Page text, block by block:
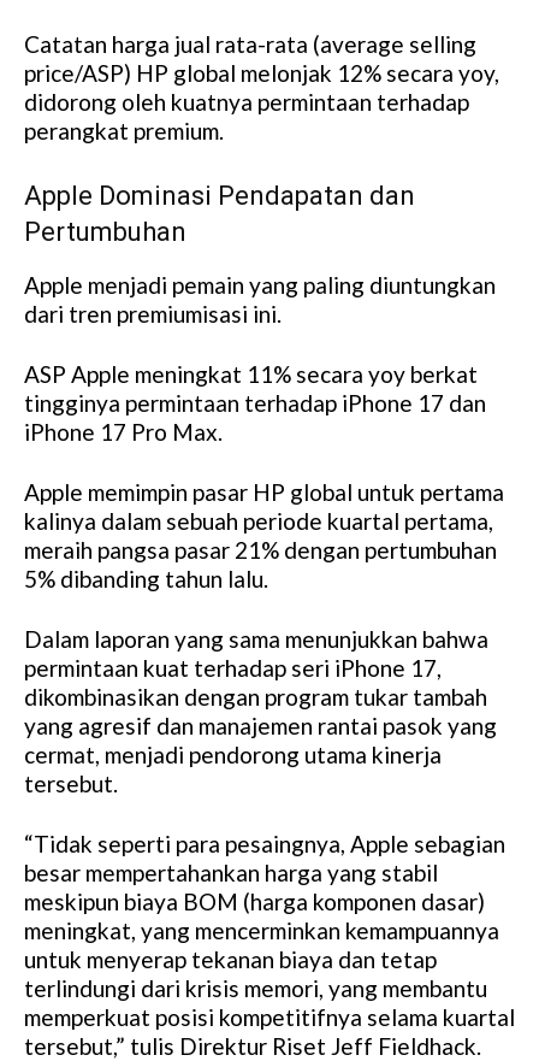
Catatan harga jual rata-rata (average selling
price/ASP) HP global melonjak 12% secara yoy,
didorong oleh kuatnya permintaan terhadap
perangkat premium.
Apple Dominasi Pendapatan dan
Pertumbuhan
Apple menjadi pemain yang paling diuntungkan
dari tren premiumisasi ini.
ASP Apple meningkat 11% secara yoy berkat
tingginya permintaan terhadap iPhone 17 dan
iPhone 17 Pro Max.
Apple memimpin pasar HP global untuk pertama
kalinya dalam sebuah periode kuartal pertama,
meraih pangsa pasar 21% dengan pertumbuhan
5% dibanding tahun lalu.
Dalam laporan yang sama menunjukkan bahwa
permintaan kuat terhadap seri iPhone 17,
dikombinasikan dengan program tukar tambah
yang agresif dan manajemen rantai pasok yang
cermat, menjadi pendorong utama kinerja
tersebut.
“Tidak seperti para pesaingnya, Apple sebagian
besar mempertahankan harga yang stabil
meskipun biaya BOM (harga komponen dasar)
meningkat, yang mencerminkan kemampuannya
untuk menyerap tekanan biaya dan tetap
terlindungi dari krisis memori, yang membantu
memperkuat posisi kompetitifnya selama kuartal
tersebut,” tulis Direktur Riset Jeff Fieldhack.